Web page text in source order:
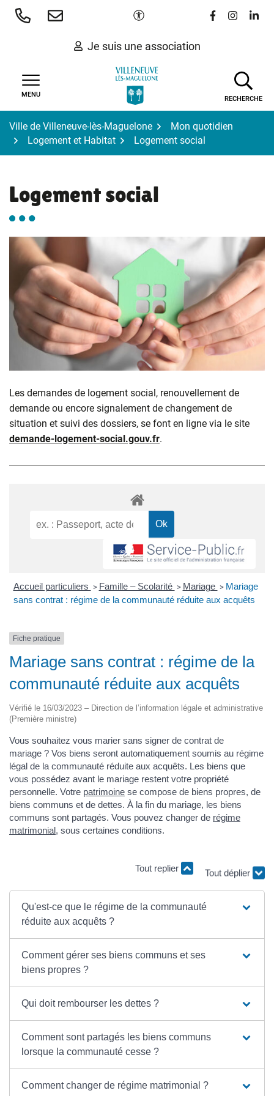
Aller
Paramètres d'accessibilité
Lien vers le
Lien vers
Lien
Je suis une association
MENU
RECHERCHE
Ville de Villeneuve-lès-Maguelone
Mon quotidien
Logement et Habitat
Logement social
Logement social
Les demandes de logement social, renouvellement de
demande ou encore signalement de changement de
situation et suivi des dossiers, se font en ligne via le site
demande-logement-social.gouv.fr.
Accueil particuliers > Famille – Scolarité > Mariage > Mariage
sans contrat : régime de la communauté réduite aux acquêts
Fiche pratique
Mariage sans contrat : régime de la
communauté réduite aux acquêts
Vérifié le 16/03/2023 – Direction de l’information légale et administrative
(Première ministre)
Vous souhaitez vous marier sans signer de contrat de
mariage ? Vos biens seront automatiquement soumis au régime
légal de la communauté réduite aux acquêts. Les biens que
vous possédez avant le mariage restent votre propriété
personnelle. Votre patrimoine se compose de biens propres, de
biens communs et de dettes. À la fin du mariage, les biens
communs sont partagés. Vous pouvez changer de régime
matrimonial, sous certaines conditions.
Tout replier
Tout déplier
Qu'est-ce que le régime de la communauté
réduite aux acquêts ?
Comment gérer ses biens communs et ses
biens propres ?
Qui doit rembourser les dettes ?
Comment sont partagés les biens communs
lorsque la communauté cesse ?
Comment changer de régime matrimonial ?